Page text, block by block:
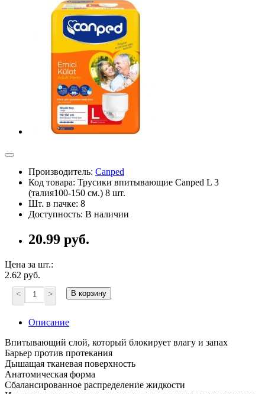
Производитель: Canped
Код товара: Трусики впитывающие Canped L 3
(талия100-150 см.) 8 шт.
Шт. в пачке: 8
Доступность: В наличии
20.99 руб.
Цена за шт.:
2.62 руб.
< > В корзину
Описание
Впитывающий слой, который блокирует влагу и запах
Барьер против протекания
Дышащая тканевая поверхность
Анатомическая форма
Сбалансированное распределение жидкости